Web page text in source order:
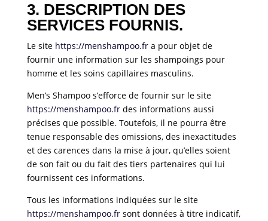
3. DESCRIPTION DES
SERVICES FOURNIS.
Le sitehttps://menshampoo.fr a pour objet de
fournir une information sur les shampoings pour
homme et les soins capillaires masculins.
Men’s Shampoo s’efforce de fournir sur le site
https://menshampoo.fr des informations aussi
précises que possible. Toutefois, il ne pourra être
tenue responsable des omissions, des inexactitudes
et des carences dans la mise à jour, qu’elles soient
de son fait ou du fait des tiers partenaires qui lui
fournissent ces informations.
Tous les informations indiquées sur le site
https://menshampoo.fr sont données à titre indicatif,